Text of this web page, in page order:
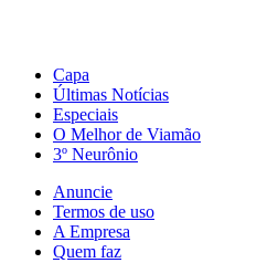
Capa
Últimas Notícias
Especiais
O Melhor de Viamão
3º Neurônio
Anuncie
Termos de uso
A Empresa
Quem faz